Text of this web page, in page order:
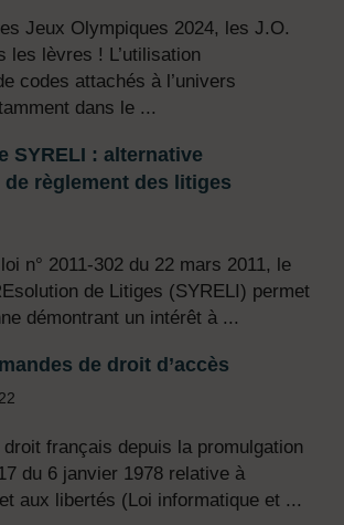
Jeux Olympiques 2024, les J.O.
les lèvres ! L’utilisation
codes attachés à l’univers
dans le ...
SYRELI : alternative
règlement des litiges
n° 2011-302 du 22 mars 2011, le
de Litiges (SYRELI) permet
démontrant un intérêt à ...
de droit d’accès
français depuis la promulgation
du 6 janvier 1978 relative à
aux libertés (Loi informatique et ...